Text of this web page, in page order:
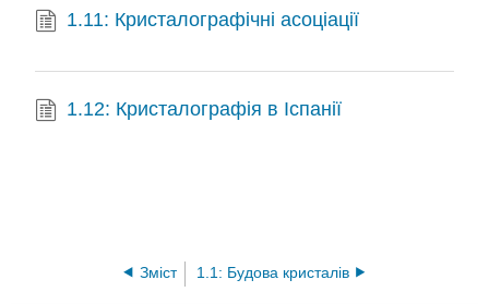
1.11: Кристалографічні асоціації
1.12: Кристалографія в Іспанії
Зміст 1.1: Будова кристалів